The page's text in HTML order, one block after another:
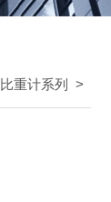
比重计系列 >